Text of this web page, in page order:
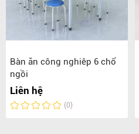
Bàn ăn công nghiêp 6 chổ
ngồi
Liên hệ
(0)